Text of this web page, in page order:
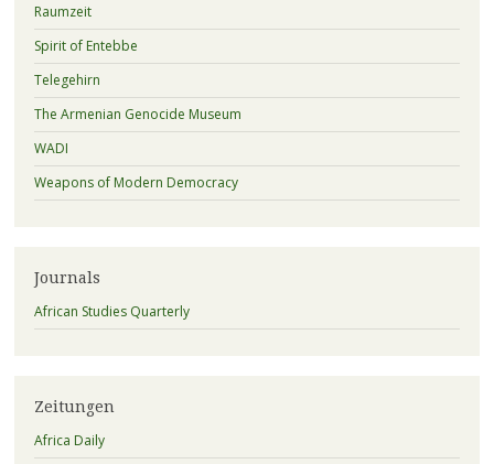
Raumzeit
Spirit of Entebbe
Telegehirn
The Armenian Genocide Museum
WADI
Weapons of Modern Democracy
Journals
African Studies Quarterly
Zeitungen
Africa Daily